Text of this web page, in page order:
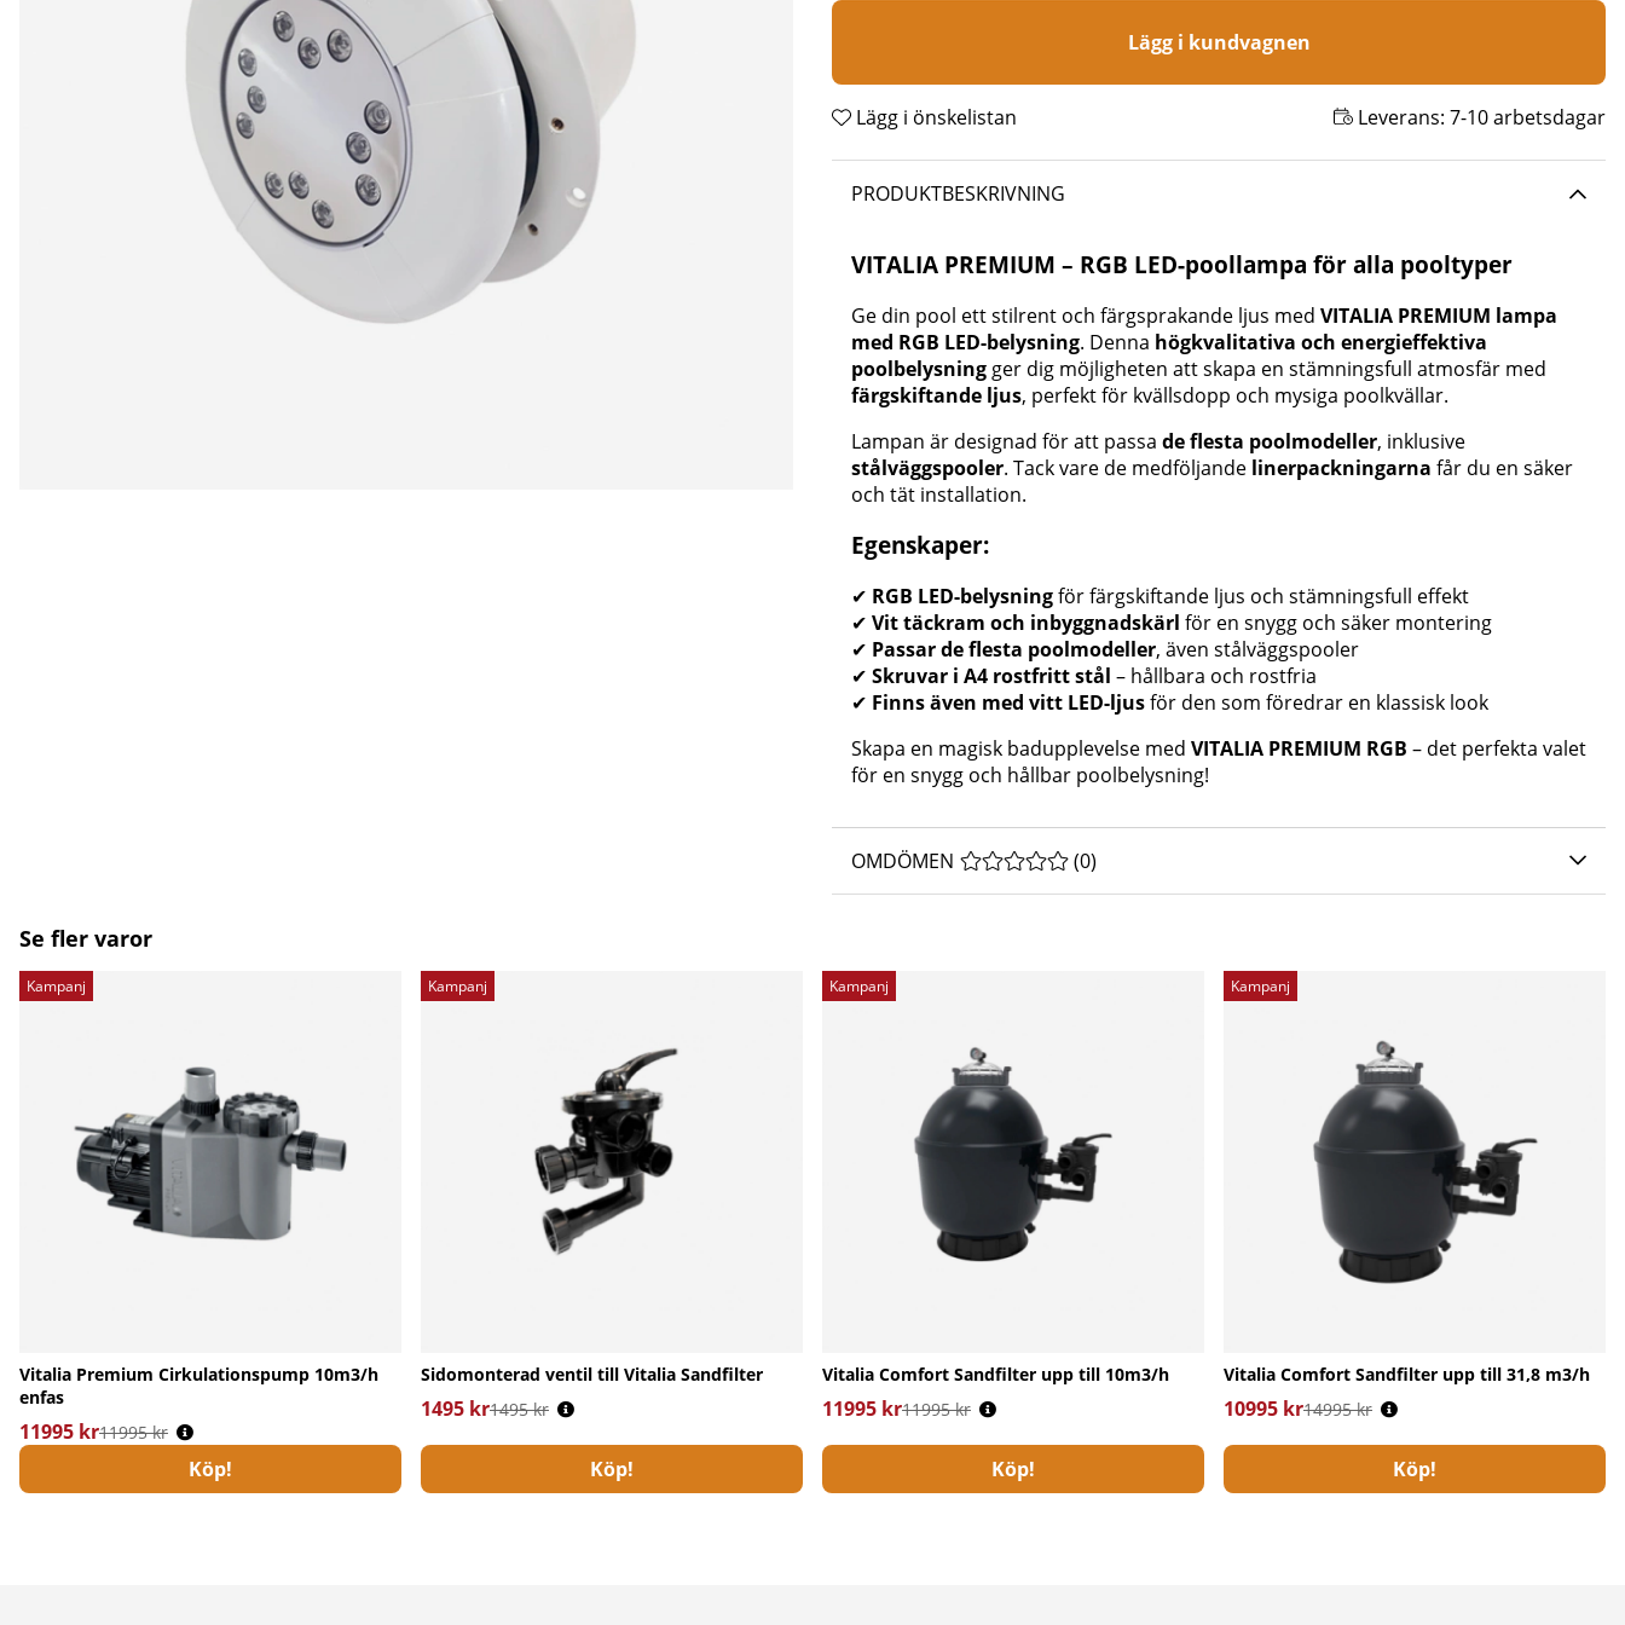
Lägg i kundvagnen
Lägg i önskelistan Leverans: 7-10 arbetsdagar
PRODUKTBESKRIVNING
VITALIA PREMIUM – RGB LED-poollampa för alla pooltyper
Ge din pool ett stilrent och färgsprakande ljus med VITALIA PREMIUM lampa
med RGB LED-belysning. Denna högkvalitativa och energieffektiva
poolbelysning ger dig möjligheten att skapa en stämningsfull atmosfär med
färgskiftande ljus, perfekt för kvällsdopp och mysiga poolkvällar.
Lampan är designad för att passa de flesta poolmodeller, inklusive
stålväggspooler. Tack vare de medföljande linerpackningarna får du en säker
och tät installation.
Egenskaper:
✔ RGB LED-belysningför färgskiftande ljus och stämningsfull effekt
✔ Vit täckram och inbyggnadskärl för en snygg och säker montering
✔ Passar de flesta poolmodeller, även stålväggspooler
✔ Skruvar i A4 rostfritt stål – hållbara och rostfria
✔ Finns även med vitt LED-ljusför den som föredrar en klassisk look
Skapa en magisk badupplevelse med VITALIA PREMIUM RGB – det perfekta valet
för en snygg och hållbar poolbelysning!
OMDÖMEN MEDELBETYG 0 AV 5 ANTAL BETYG 0
(0)
Se fler varor
Kampanj
Vitalia Premium Cirkulationspump 10m3/h
enfas
11995 kr
Ordinarie pris:
11995 kr
Köp!
Kampanj
Sidomonterad ventil till Vitalia Sandfilter
1495 kr
Ordinarie pris:
1495 kr
Köp!
Kampanj
Vitalia Comfort Sandfilter upp till 10m3/h
11995 kr
Ordinarie pris:
11995 kr
Köp!
Kampanj
Vitalia Comfort Sandfilter upp till 31,8 m3/h
10995 kr
Ordinarie pris:
14995 kr
Köp!